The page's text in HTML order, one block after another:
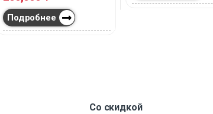
Подробнее
Со скидкой